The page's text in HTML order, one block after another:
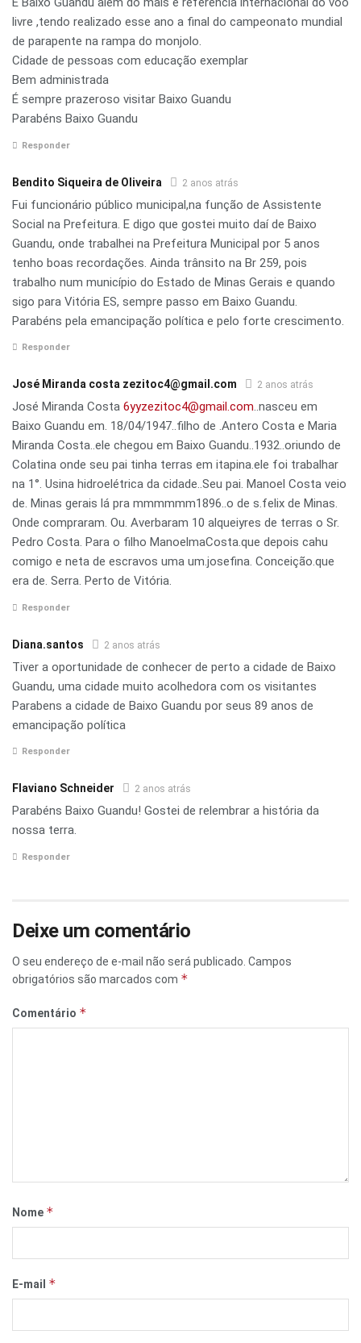
livre ,tendo realizado esse ano a final do campeonato mundial
de parapente na rampa do monjolo.
Cidade de pessoas com educação exemplar
Bem administrada
É sempre prazeroso visitar Baixo Guandu
Parabéns Baixo Guandu
Responder
Bendito Siqueira de Oliveira 2 anos atrás
Fui funcionário público municipal,na função de Assistente
Social na Prefeitura. E digo que gostei muito daí de Baixo
Guandu, onde trabalhei na Prefeitura Municipal por 5 anos
tenho boas recordações. Ainda trânsito na Br 259, pois
trabalho num município do Estado de Minas Gerais e quando
sigo para Vitória ES, sempre passo em Baixo Guandu.
Parabéns pela emancipação política e pelo forte crescimento.
Responder
José Miranda costa zezitoc4@gmail.com 2 anos atrás
José Miranda Costa 6yyzezitoc4@gmail.com..nasceu em
Baixo Guandu em. 18/04/1947..filho de .Antero Costa e Maria
Miranda Costa..ele chegou em Baixo Guandu..1932..oriundo de
Colatina onde seu pai tinha terras em itapina.ele foi trabalhar
na 1°. Usina hidroelétrica da cidade..Seu pai. Manoel Costa veio
de. Minas gerais lá pra mmmmmm1896..o de s.felix de Minas.
Onde compraram. Ou. Averbaram 10 alqueiyres de terras o Sr.
Pedro Costa. Para o filho ManoelmaCosta.que depois cahu
comigo e neta de escravos uma um.josefina. Conceição.que
era de. Serra. Perto de Vitória.
Responder
Diana.santos 2 anos atrás
Tiver a oportunidade de conhecer de perto a cidade de Baixo
Guandu, uma cidade muito acolhedora com os visitantes
Parabens a cidade de Baixo Guandu por seus 89 anos de
emancipação política
Responder
Flaviano Schneider 2 anos atrás
Parabéns Baixo Guandu! Gostei de relembrar a história da
nossa terra.
Responder
Deixe um comentário
O seu endereço de e-mail não será publicado. Campos
obrigatórios são marcados com *
Comentário *
Nome *
E-mail *